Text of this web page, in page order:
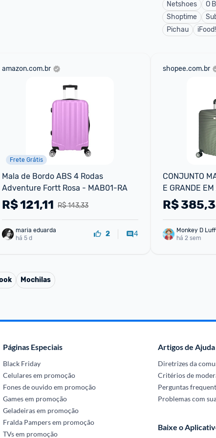
Netshoes
O
Shoptime
Pichau
iFood!
amazon.com.br
Frete Grátis
Mala de Bordo ABS 4 Rodas
Adventure Fortt Rosa - MAB01-RA
R$ 143,33
R$121,11
maria eduarda
há 5 d
2 4
shopee.com.br
CONJUNTO
E GRANDE
360º - EAGLE
R$
Monkey D
há 2 sem
Mochilas
Páginas Especiais
Black Friday
Celulares em promoção
Fones de ouvido em promoção
Games em promoção
Geladeiras em promoção
Fralda Pampers em promoção
TVs em promoção
Artigos de Ajuda
Diretrizes da
Critérios de
Perguntas
Problemas com
Baixe o